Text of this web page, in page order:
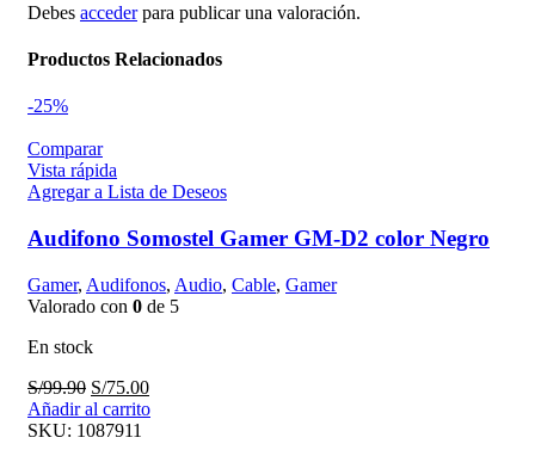
Debes accederpara publicar una valoración.
Productos Relacionados
-25%
Comparar
Vista rápida
Agregar a Lista de Deseos
Audifono Somostel Gamer GM-D2 color Negro
Gamer, Audifonos, Audio, Cable, Gamer
Valorado con 0 de 5
En stock
S/99.90 El
precio
original
S/75.00El
precio
Añadir al carrito
SKU: 1087911